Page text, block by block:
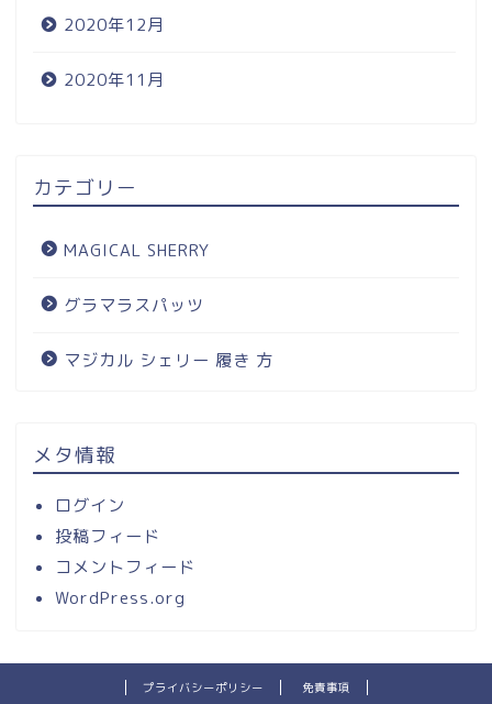
2020年12月
2020年11月
カテゴリー
MAGICAL SHERRY
グラマラスパッツ
マジカル シェリー 履き 方
メタ情報
ログイン
投稿フィード
コメントフィード
WordPress.org
プライバシーポリシー 免責事項